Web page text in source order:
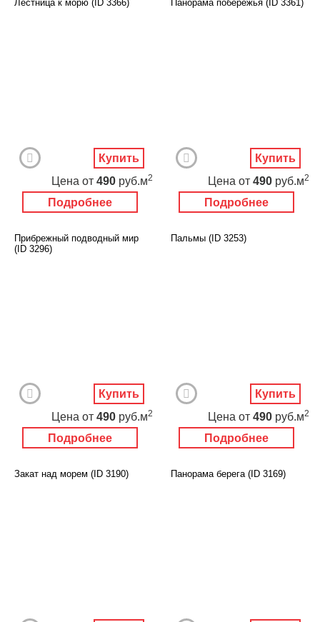
Лестница к морю (ID 3366)
Подробнее
Цена от 490 руб.м2
Купить
Панорама побережья (ID 3361)
Подробнее
Цена от 490 руб.м2
Купить
Прибрежный подводный мир
(ID 3296)
Подробнее
Цена от 490 руб.м2
Купить
Пальмы (ID 3253)
Подробнее
Цена от 490 руб.м2
Купить
Закат над морем (ID 3190) Панорама берега (ID 3169)